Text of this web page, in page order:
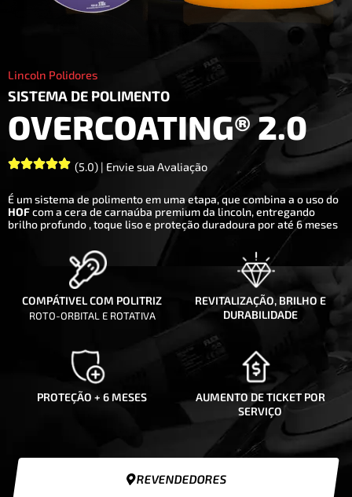
Lincoln Polidores
SISTEMA DE POLIMENTO
OVERCOATING® 2.0
(5.0) | Envie sua Avaliação
É um sistema de polimento em uma etapa, que combina a o uso do
HOFcom a cera de carnaúba premium da lincoln, entregando
brilho profundo , toque liso e proteção duradoura por até 6 meses
COMPÁTIVEL COM POLITRIZ
ROTO-ORBITAL E ROTATIVA
REVITALIZAÇÃO, BRILHO E
DURABILIDADE
PROTEÇÃO + 6 MESES
AUMENTO DE TICKET POR
SERVIÇO
REVENDEDORES